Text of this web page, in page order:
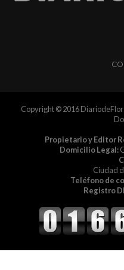
Copyright © 2016
Propietario y Editor
Domicilio Legal:
Ciudad
Teléfono de
Registro